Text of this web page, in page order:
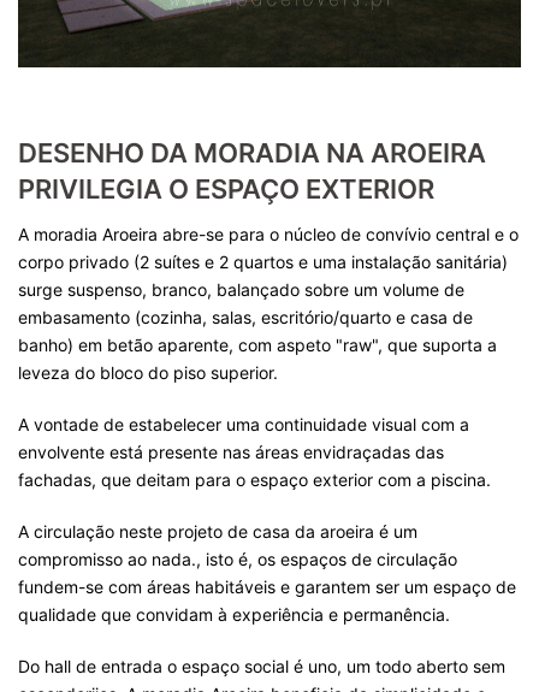
DESENHO DA MORADIA NA AROEIRA
PRIVILEGIA O ESPAÇO EXTERIOR
A moradia Aroeira abre-se para o núcleo de convívio central e o
corpo privado (2 suítes e 2 quartos e uma instalação sanitária)
surge suspenso, branco, balançado sobre um volume de
embasamento (cozinha, salas, escritório/quarto e casa de
banho) em betão aparente, com aspeto "raw", que suporta a
leveza do bloco do piso superior.
A vontade de estabelecer uma continuidade visual com a
envolvente está presente nas áreas envidraçadas das
fachadas, que deitam para o espaço exterior com a piscina.
A circulação neste projeto de casa da aroeira é um
compromisso ao nada., isto é, os espaços de circulação
fundem-se com áreas habitáveis e garantem ser um espaço de
qualidade que convidam à experiência e permanência.
Do hall de entrada o espaço social é uno, um todo aberto sem